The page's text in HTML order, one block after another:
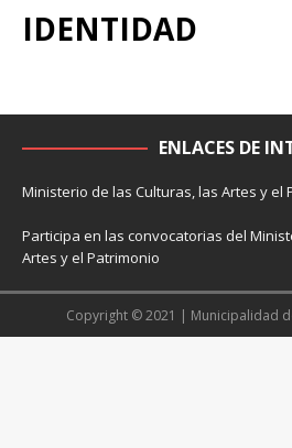
IDENTIDAD
ENLACES DE
Ministerio de las Culturas, las Artes y el
Participa en las convocatorias del
Artes y el Patrimonio
Copyright © 2021 | Municipalidad